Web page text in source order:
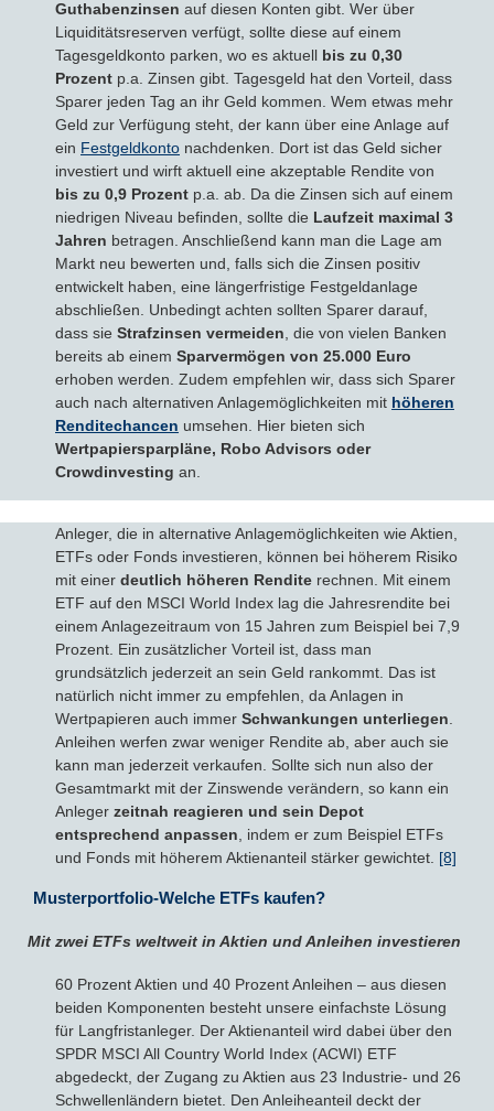
Guthabenzinsen auf diesen Konten gibt. Wer über
Liquiditätsreserven verfügt, sollte diese auf einem
Tagesgeldkonto parken, wo es aktuell bis zu 0,30
Prozent p.a. Zinsen gibt. Tagesgeld hat den Vorteil, dass
Sparer jeden Tag an ihr Geld kommen. Wem etwas mehr
Geld zur Verfügung steht, der kann über eine Anlage auf
ein Festgeldkonto nachdenken. Dort ist das Geld sicher
investiert und wirft aktuell eine akzeptable Rendite von
bis zu 0,9 Prozent p.a. ab. Da die Zinsen sich auf einem
niedrigen Niveau befinden, sollte die Laufzeit maximal 3
Jahren betragen. Anschließend kann man die Lage am
Markt neu bewerten und, falls sich die Zinsen positiv
entwickelt haben, eine längerfristige Festgeldanlage
abschließen. Unbedingt achten sollten Sparer darauf,
dass sie Strafzinsen vermeiden, die von vielen Banken
bereits ab einem Sparvermögen von 25.000 Euro
erhoben werden. Zudem empfehlen wir, dass sich Sparer
auch nach alternativen Anlagemöglichkeiten mit höheren
Renditechancen umsehen. Hier bieten sich
Wertpapiersparpläne, Robo Advisors oder
Crowdinvesting an.
Anleger, die in alternative Anlagemöglichkeiten wie Aktien,
ETFs oder Fonds investieren, können bei höherem Risiko
mit einer deutlich höheren Rendite rechnen. Mit einem
ETF auf den MSCI World Index lag die Jahresrendite bei
einem Anlagezeitraum von 15 Jahren zum Beispiel bei 7,9
Prozent. Ein zusätzlicher Vorteil ist, dass man
grundsätzlich jederzeit an sein Geld rankommt. Das ist
natürlich nicht immer zu empfehlen, da Anlagen in
Wertpapieren auch immer Schwankungen unterliegen.
Anleihen werfen zwar weniger Rendite ab, aber auch sie
kann man jederzeit verkaufen. Sollte sich nun also der
Gesamtmarkt mit der Zinswende verändern, so kann ein
Anleger zeitnah reagieren und sein Depot
entsprechend anpassen, indem er zum Beispiel ETFs
und Fonds mit höherem Aktienanteil stärker gewichtet. [8]
Musterportfolio-Welche ETFs kaufen?
Mit zwei ETFs weltweit in Aktien und Anleihen investieren
60 Prozent Aktien und 40 Prozent Anleihen – aus diesen
beiden Komponenten besteht unsere einfachste Lösung
für Langfristanleger. Der Aktienanteil wird dabei über den
SPDR MSCI All Country World Index (ACWI) ETF
abgedeckt, der Zugang zu Aktien aus 23 Industrie- und 26
Schwellenländern bietet. Den Anleiheanteil deckt der